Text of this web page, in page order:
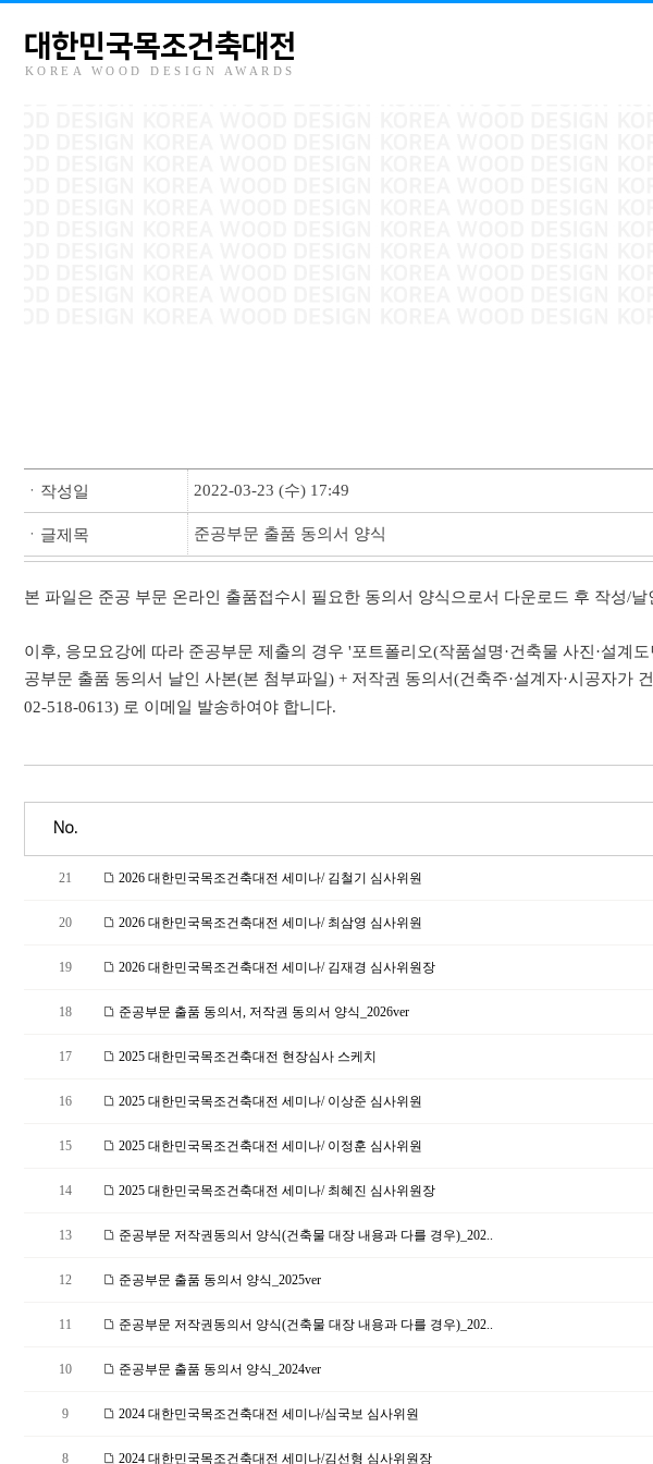
대한민국목조건축대전
KOREA WOOD DESIGN AWARDS
ㆍ작성일 2022-03-23 (수) 17:49
ㆍ글제목 준공부문 출품 동의서 양식
본 파일은 준공 부문 온라인 출품접수시 필요한 동의서 양식으로서 다운로드 후 작성/
이후, 응모요강에 따라 준공부문 제출의 경우 '포트폴리오(작품설명·건축물 사진·설계
공부문 출품 동의서 날인 사본(본 첨부파일) + 저작권 동의서(건축주·설계자·시공자가
02-518-0613) 로 이메일 발송하여야 합니다.
No.
21 2026 대한민국목조건축대전 세미나/ 김철기 심사위원
20 2026 대한민국목조건축대전 세미나/ 최삼영 심사위원
19 2026 대한민국목조건축대전 세미나/ 김재경 심사위원장
18 준공부문 출품 동의서, 저작권 동의서 양식_2026ver
17 2025 대한민국목조건축대전 현장심사 스케치
16 2025 대한민국목조건축대전 세미나/ 이상준 심사위원
15 2025 대한민국목조건축대전 세미나/ 이정훈 심사위원
14 2025 대한민국목조건축대전 세미나/ 최혜진 심사위원장
13 준공부문 저작권동의서 양식(건축물 대장 내용과 다를 경우)_202..
12 준공부문 출품 동의서 양식_2025ver
11 준공부문 저작권동의서 양식(건축물 대장 내용과 다를 경우)_202..
10 준공부문 출품 동의서 양식_2024ver
9 2024 대한민국목조건축대전 세미나/심국보 심사위원
8 2024 대한민국목조건축대전 세미나/김선형 심사위원장